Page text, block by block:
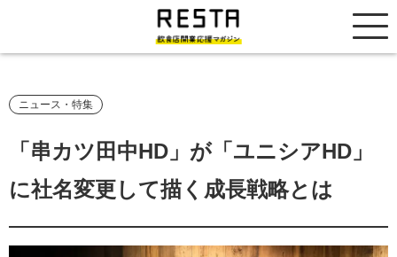
居抜き売却市場
ニュース・特集
「串カツ田中HD」が「ユニシアHD」
に社名変更して描く成長戦略とは